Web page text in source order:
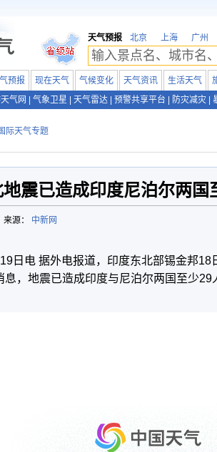
天气预报 北京 上海 广州
预报 现在天气 气候变化 天气资讯 生活天气
气网 气象卫星 天气雷达 预警共享平台 防灾减灾
际天气专题
震已造成印度尼泊尔两国
源： 中新网
日电 据外电报道，印度东北部锡金邦18
息，地震已造成印度与尼泊尔两国至少